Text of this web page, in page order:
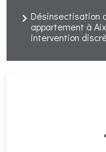
Désinsectisation
appartement à
intervention